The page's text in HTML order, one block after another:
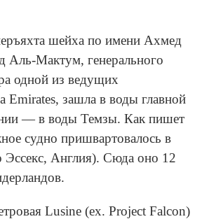
шейха по имени Ахмед
Аль-Мактум, генерального
одной из ведущих
Emirates, зашла в воды главной
— в воды Темзы. Как пишет
судно пришвартовалось в
Эссекс, Англия). Сюда оно 12
Lusine (ex. Project Falcon)